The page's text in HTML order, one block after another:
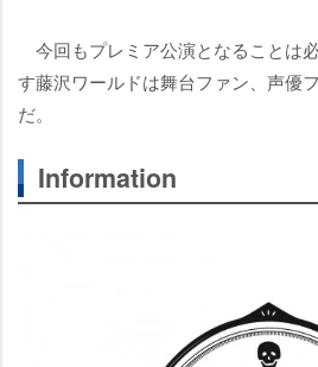
今回もプレミア公演となることは
す藤沢ワールドは舞台ファン、声優
だ。
Information